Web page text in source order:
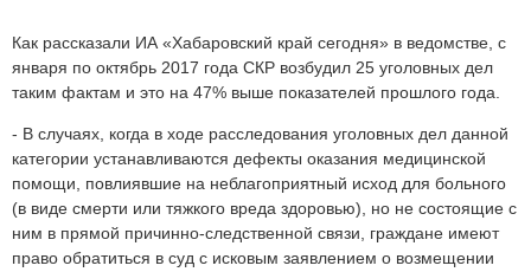
Как рассказали ИА «Хабаровский край сегодня» в ведомстве, с
января по октябрь 2017 года СКР возбудил 25 уголовных дел
таким фактам и это на 47% выше показателей прошлого года.
- В случаях, когда в ходе расследования уголовных дел данной
категории устанавливаются дефекты оказания медицинской
помощи, повлиявшие на неблагоприятный исход для больного
(в виде смерти или тяжкого вреда здоровью), но не состоящие с
ним в прямой причинно-следственной связи, граждане имеют
право обратиться в суд с исковым заявлением о возмещении